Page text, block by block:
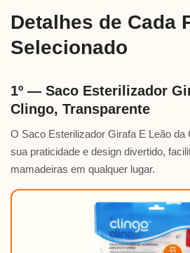
Detalhes de Cada
Selecionado
1º — Saco Esterilizador
Clingo, Transparente
O Saco Esterilizador Girafa E Leão da
sua praticidade e design divertido,
mamadeiras em qualquer lugar.